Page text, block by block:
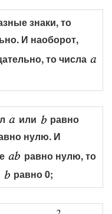
знаки, то
И наоборот,
то числа
или
равно
нулю. И
равно нулю, то
равно 0;